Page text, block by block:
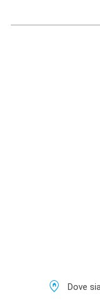
home_pin Dove